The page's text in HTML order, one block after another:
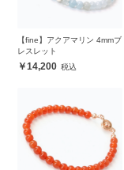
【fine】アクアマリン 4mmブ
レスレット
14,200